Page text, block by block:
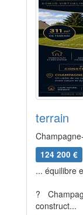
terrain
124 200 €
... équilibre
?
construct...